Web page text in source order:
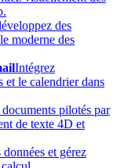
des
moderne des
Intégrez
et le calendrier dans
pilotés par
de texte 4D et
et gérez